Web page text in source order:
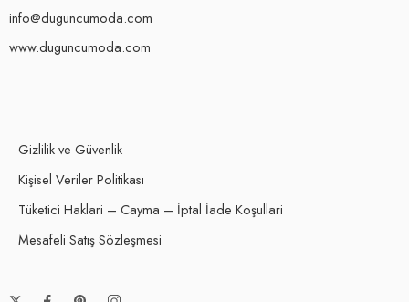
info@duguncumoda.com
www.duguncumoda.com
Gizlilik ve Güvenlik
Kişisel Veriler Politikası
Tüketici Haklari – Cayma – İptal İade Koşullari
Mesafeli Satış Sözleşmesi